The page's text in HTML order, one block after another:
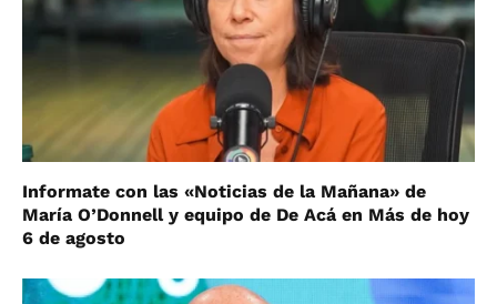
Informate con las «Noticias de la Mañana» de
María O’Donnell y equipo de De Acá en Más de hoy
6 de agosto